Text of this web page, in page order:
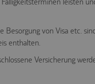
Besorgung von Visa etc.
enthalten.
Versicherung